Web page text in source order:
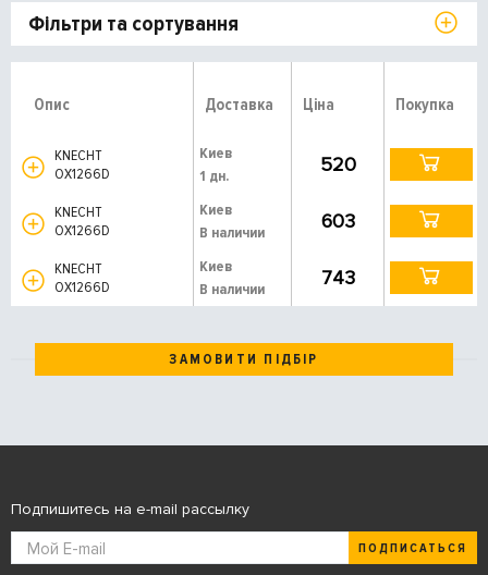
Фільтри та сортування
Опис Доставка Ціна Покупка
KNECHT
OX1266D
Киев
1 дн.
520
KNECHT
OX1266D
Киев
В наличии
603
KNECHT
OX1266D
Киев
В наличии
743
ЗАМОВИТИ ПІДБІР
Подпишитесь на e-mail рассылку
ПОДПИСАТЬСЯ